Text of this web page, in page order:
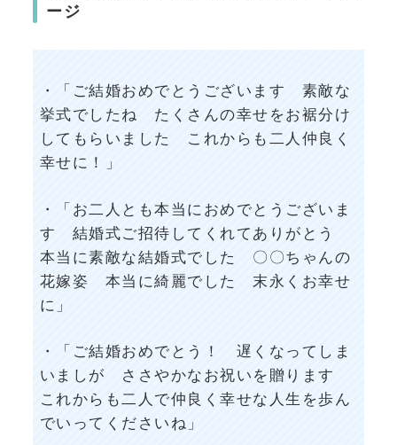
ージ
・「ご結婚おめでとうございます 素敵な
挙式でしたね たくさんの幸せをお裾分け
してもらいました これからも二人仲良く
幸せに！」
・「お二人とも本当におめでとうございま
す 結婚式ご招待してくれてありがとう
本当に素敵な結婚式でした 〇〇ちゃんの
花嫁姿 本当に綺麗でした 末永くお幸せ
に」
・「ご結婚おめでとう！ 遅くなってしま
いましが ささやかなお祝いを贈ります
これからも二人で仲良く幸せな人生を歩ん
でいってくださいね」